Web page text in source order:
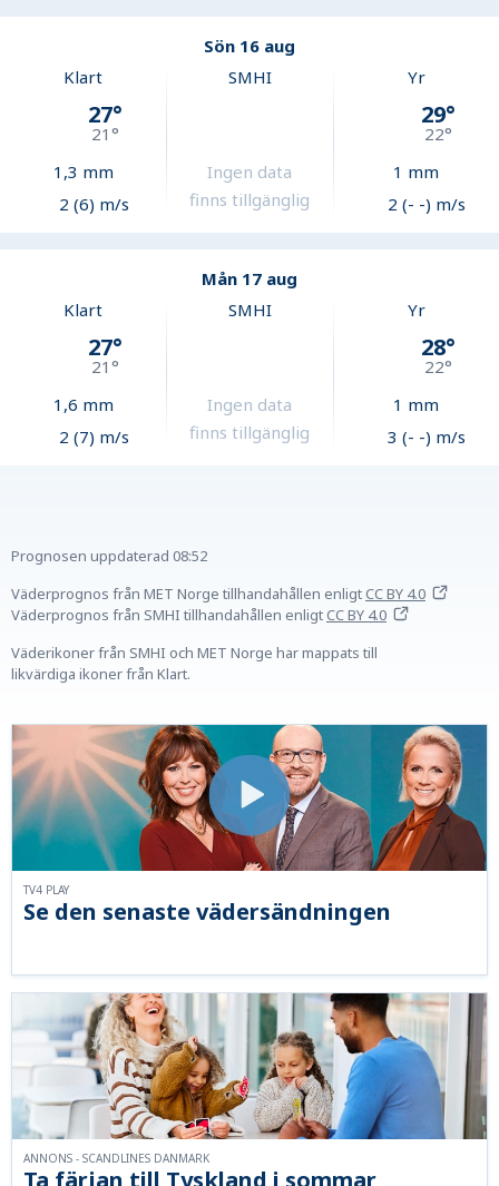
Sön 16 aug
Klart
27°
21°
1,3 mm
2 (6) m/s
SMHI
Ingen data
finns tillgänglig
Yr
29°
22°
1 mm
2 (- -) m/s
Mån 17 aug
Klart
27°
21°
1,6 mm
2 (7) m/s
SMHI
Ingen data
finns tillgänglig
Yr
28°
22°
1 mm
3 (- -) m/s
Prognosen uppdaterad 08:52
Väderprognos från MET Norge tillhandahållen enligtCC BY 4.0
Väderprognos från SMHI tillhandahållen enligtCC BY 4.0
Väderikoner från SMHI och MET Norge har mappats till
likvärdiga ikoner från Klart.
Se den senaste vädersändningen
TV4 PLAY
ANNONS - SCANDLINES DANMARK